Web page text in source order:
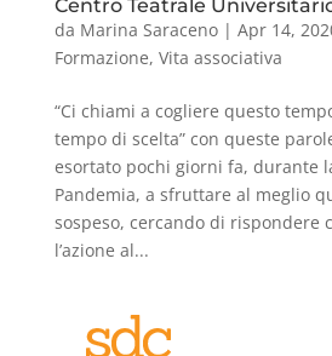
Centro Teatrale
da Marina Saraceno| Apr 14,
Formazione, Vita associativa
“Ci chiami a cogliere questo
tempo di scelta” con queste
esortato pochi giorni fa, durante
Pandemia, a sfruttare al meglio
sospeso, cercando di rispondere
l’azione al...